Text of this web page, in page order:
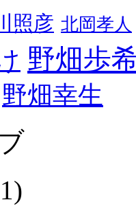
照彦 北岡孝人
野畑歩
野畑幸生